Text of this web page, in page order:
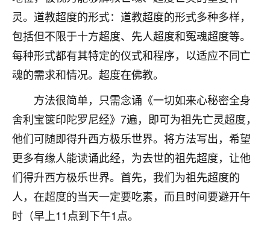
灵。道教超度的形式：道教超度的形式多种多样，
包括但不限于十方超度、先人超度和冤魂超度等。
每种形式都有其特定的仪式和程序，以适应不同亡
魂的需求和情况。超度在佛教。
方法很简单，只需念诵《一切如来心秘密全身
舍利宝箧印陀罗尼经》7遍，即可为祖先亡灵超度，
他们可随即得升西方极乐世界。将方法写出，希望
更多有缘人能读诵此经，为去世的祖先超度，让他
们得升西方极乐世界。首先，我们为祖先超度的
人，在超度的当天一定要吃素，而且时间要避开午
时（早上11点到下午1点。
Jessica李
老师做不做超度法事？我想给我奶奶做超度，她今年
刚去世了。
七零老顽童 ：我母亲前年离世，刚开始我经常
做梦梦见她，后来也是朋友介绍，找到慧来老
师，安排了超度法事，做梦再也没有梦到过
了，一开始是半信半疑的，图个心安，给亡母
超度，现在看来，人不信也不行。
2天前 来自云南 11
优秀的张同学
老师收徒吗？？我对这些很感兴趣